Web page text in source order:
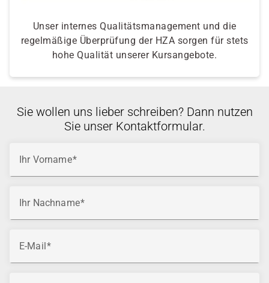
Unser internes Qualitätsmanagement und die
regelmäßige Überprüfung der HZA sorgen für stets
hohe Qualität unserer Kursangebote.
Sie wollen uns lieber schreiben? Dann nutzen
Sie unser Kontaktformular.
Ihr Vorname
Ihr Nachname
E-Mail